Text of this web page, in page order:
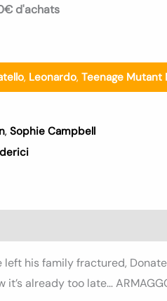
d'achats
, Leonardo, Teenage Mutant
, Sophie Campbell
his family fractured,
already too late…